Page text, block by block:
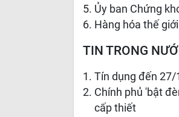
Ủy ban Chứng
Hàng hóa thế
TIN TRONG
Tín dụng đến 27/
Chính phủ 'bật
cấp thiết